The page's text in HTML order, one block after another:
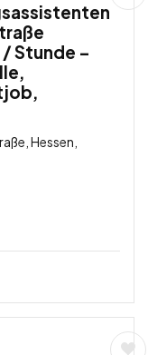
Stunde –
Hessen,